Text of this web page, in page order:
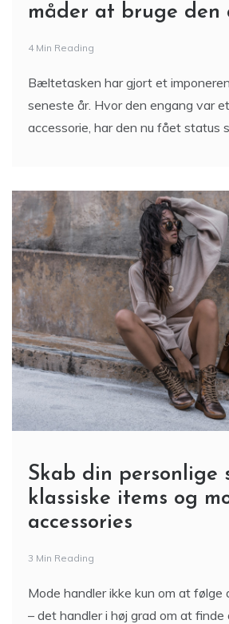
måder at bruge den
4 Min Reading
Bæltetasken har gjort et
seneste år. Hvor den engang var
accessorie, har den nu fået status
Skab din personlige
klassiske items og
accessories
3 Min Reading
Mode handler ikke kun om at
– det handler i høj grad om at finde